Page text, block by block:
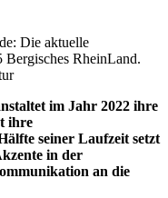
Die aktuelle
RheinLand.
im Jahr 2022 ihre
ihre
seiner Laufzeit setzt
in der
an die